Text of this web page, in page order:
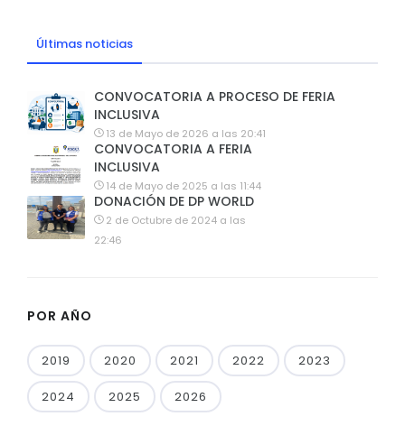
Últimas noticias
CONVOCATORIA A PROCESO DE FERIA
INCLUSIVA
13 de Mayo de 2026 a las 20:41
CONVOCATORIA A FERIA
INCLUSIVA
14 de Mayo de 2025 a las 11:44
DONACIÓN DE DP WORLD
2 de Octubre de 2024 a las
22:46
POR AÑO
2019 2020 2021 2022 2023
2024 2025 2026